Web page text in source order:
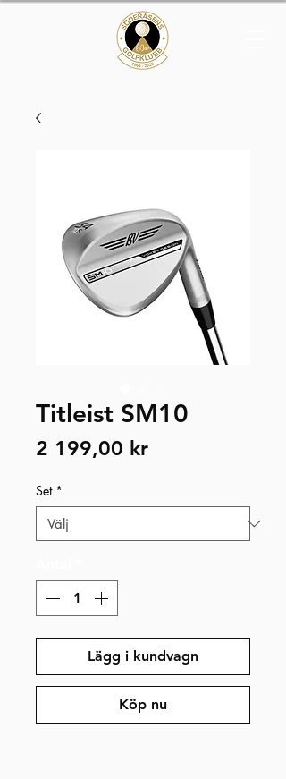
Titleist SM10
2 199,00 krPris
Set *
Lägg i kundvagn
Köp nu